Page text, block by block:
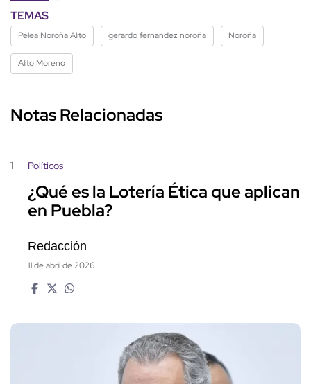
TEMAS
Pelea Noroña Alito gerardo fernandez noroña Noroña
Alito Moreno
Notas Relacionadas
1 Políticos
¿Qué es la Lotería Ética que aplican
en Puebla?
Redacción
11 de abril de 2026